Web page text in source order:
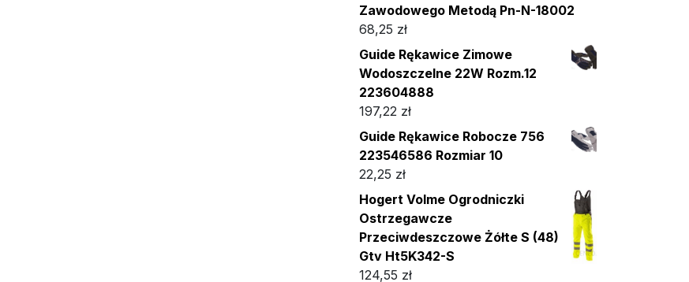
Zawodowego Metodą Pn-N-18002
68,25 zł
Guide Rękawice Zimowe
Wodoszczelne 22W Rozm.12
223604888
197,22 zł
Guide Rękawice Robocze 756
223546586 Rozmiar 10
22,25 zł
Hogert Volme Ogrodniczki
Ostrzegawcze
Przeciwdeszczowe Żółte S (48)
Gtv Ht5K342-S
124,55 zł